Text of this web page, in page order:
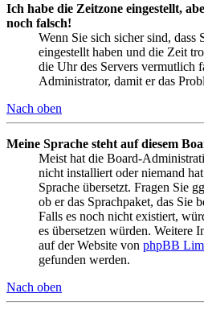
Ich habe die Zeitzone eingestellt,
noch falsch!
Wenn Sie sich sicher sind, dass
eingestellt haben und die Zeit
die Uhr des Servers vermutlich
Administrator, damit er das
Nach oben
Meine Sprache steht auf diesem
Meist hat die Board-
nicht installiert oder niemand
Sprache übersetzt. Fragen Sie
ob er das Sprachpaket, das Sie
Falls es noch nicht existiert,
es übersetzen würden. Weitere
auf der Website von phpBB
gefunden werden.
Nach oben